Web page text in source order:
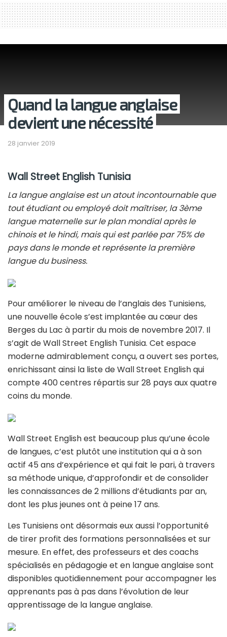
Quand la langue anglaise
devient une nécessité
28 janvier 2019
Wall Street English Tunisia
La langue anglaise est un atout incontournable que
tout étudiant ou employé doit maîtriser, la 3ème
langue maternelle sur le plan mondial après le
chinois et le hindi, mais qui est parlée par 75% de
pays dans le monde et représente la première
langue du business.
Pour améliorer le niveau de l’anglais des Tunisiens,
une nouvelle école s’est implantée au cœur des
Berges du Lac à partir du mois de novembre 2017. Il
s’agit de Wall Street English Tunisia. Cet espace
moderne admirablement conçu, a ouvert ses portes,
enrichissant ainsi la liste de Wall Street English qui
compte 400 centres répartis sur 28 pays aux quatre
coins du monde.
Wall Street English est beaucoup plus qu’une école
de langues, c’est plutôt une institution qui a à son
actif 45 ans d’expérience et qui fait le pari, à travers
sa méthode unique, d’approfondir et de consolider
les connaissances de 2 millions d’étudiants par an,
dont les plus jeunes ont à peine 17 ans.
Les Tunisiens ont désormais eux aussi l’opportunité
de tirer profit des formations personnalisées et sur
mesure. En effet, des professeurs et des coachs
spécialisés en pédagogie et en langue anglaise sont
disponibles quotidiennement pour accompagner les
apprenants pas à pas dans l’évolution de leur
apprentissage de la langue anglaise.